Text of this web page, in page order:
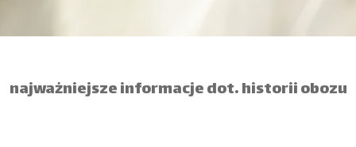
najważniejsze informacje dot. historii obozu